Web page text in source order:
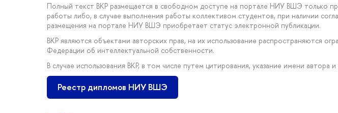
Полный текст ВКР размещается в свободном доступе на портале НИУ ВШЭ только
работы либо, в случае выполнения работы коллективом студентов, при наличии
размещения на портале НИУ ВШЭ приобретает статус электронной публикации.
ВКР являются объектами авторских прав, на их использование распространяются
Федерации об интеллектуальной собственности.
В случае использования ВКР, в том числе путем цитирования, указание имени автора
Реестр дипломов НИУ ВШЭ